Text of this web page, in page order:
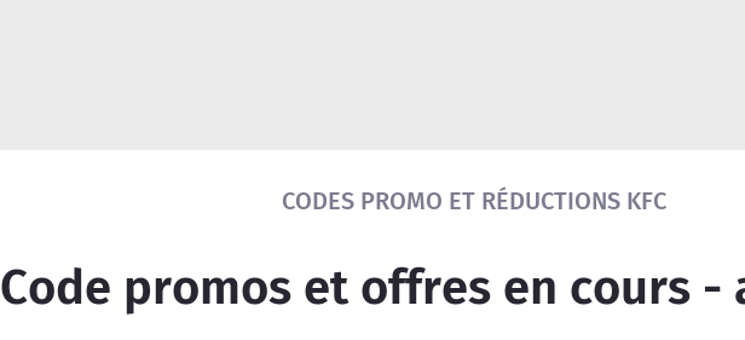
Réinitialiser la recherche
CODES PROMO ET RÉDUCTIONS KFC
Code promos et offres en cours -